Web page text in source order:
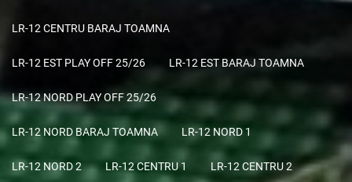
LR-12 CENTRU BARAJ TOAMNA
LR-12 EST PLAY OFF 25/26 LR-12 EST BARAJ TOAMNA
LR-12 NORD PLAY OFF 25/26
LR-12 NORD BARAJ TOAMNA LR-12 NORD 1
LR-12 NORD 2 LR-12 CENTRU 1 LR-12 CENTRU 2